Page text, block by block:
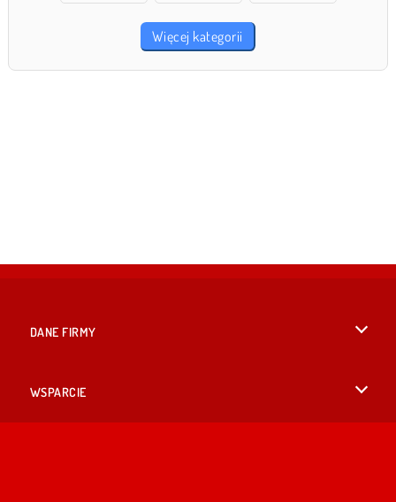
Więcej kategorii
DANE FIRMY
WSPARCIE